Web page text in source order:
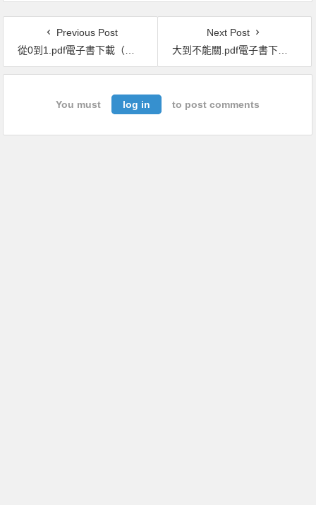
Previous Post
從0到1.pdf電子書下載（彼得．提爾（Peter Thiel）著）：打開世界運作的未知祕密，在意想不到之處發現價值
Next Post
大到不能關.pdf電子書下載（布蘭登 · 葛雷特 (Brandon L. Garrett) 著）：政府不敢動、法院不敢判，揭密大型財團背後的黑暗共謀
You must log in to post comments